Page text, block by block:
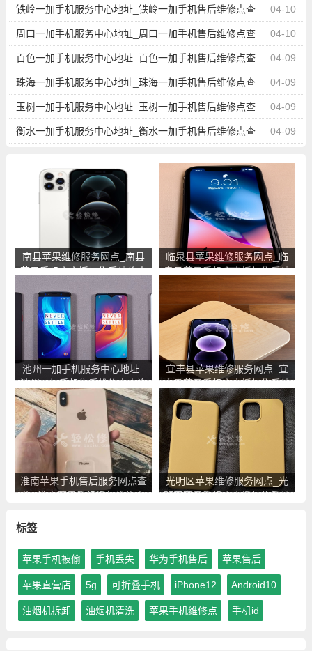
询 04-10
铁岭一加手机服务中心地址_铁岭一加手机售后维修点查
询 04-10
周口一加手机服务中心地址_周口一加手机售后维修点查
询 04-09
百色一加手机服务中心地址_百色一加手机售后维修点查
询 04-09
珠海一加手机服务中心地址_珠海一加手机售后维修点查
询 04-09
玉树一加手机服务中心地址_玉树一加手机售后维修点查
询 04-09
衡水一加手机服务中心地址_衡水一加手机售后维修点查
南县苹果维修服务网点_南县
苹果手机官方授权售后维修中
临泉县苹果维修服务网点_临
泉县苹果手机官方授权售后维
修中心地址电话
池州一加手机服务中心地址_
池州一加手机售后维修点查询
宜丰县苹果维修服务网点_宜
丰县苹果手机官方授权售后维
修中心地址电话
淮南苹果手机售后服务网点查
询_淮南苹果手机授权维修中
光明区苹果维修服务网点_光
明区苹果手机官方授权售后维
标签
苹果手机被偷 手机丢失 华为手机售后 苹果售后
苹果直营店 5g 可折叠手机 iPhone12 Android10
油烟机拆卸 油烟机清洗 苹果手机维修点 手机id